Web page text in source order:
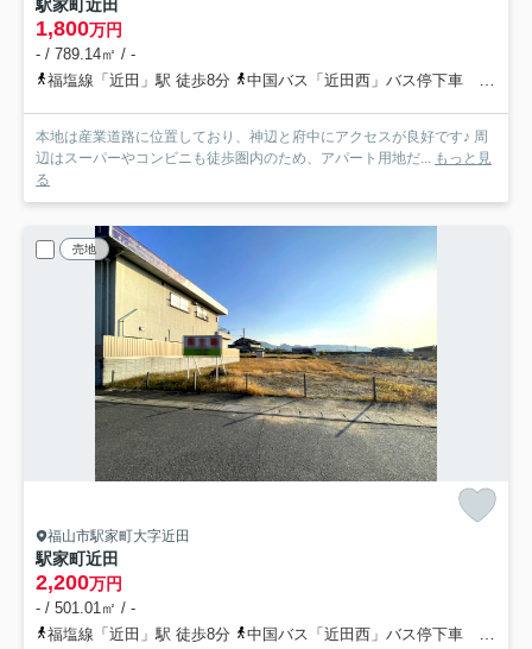
駅家町近田
1,800万円
- / 789.14㎡ / -
福塩線「近田」駅 徒歩8分
中国バス「近田西」バス停下車 徒歩2分
本地は産業道路に位置しており、神辺と府中にアクセスが良好です♪ 周
辺はスーパーやコンビニも徒歩圏内のため、アパート用地だ... もっと見
る
売地
福山市駅家町大字近田
駅家町近田
2,200万円
- / 501.01㎡ / -
福塩線「近田」駅 徒歩8分
中国バス「近田西」バス停下車 徒歩2分